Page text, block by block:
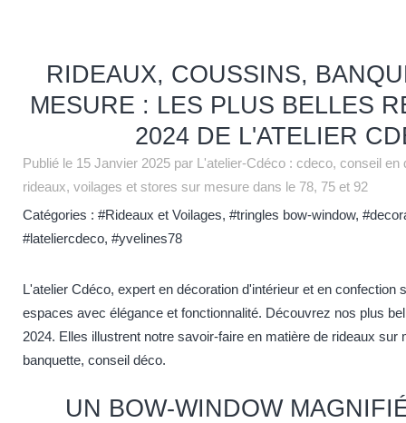
RIDEAUX, COUSSINS,
MESURE : LES PLUS BELLES
2024 DE L'ATELIER
Publié le 15 Janvier 2025 par L'atelier-Cdéco : cdeco, conseil en
rideaux, voilages et stores sur mesure dans le 78, 75 et 92
Catégories : #Rideaux et Voilages, #tringles bow-window,
#lateliercdeco, #yvelines78
L'atelier Cdéco, expert en décoration d'intérieur et en confection
espaces avec élégance et fonctionnalité. Découvrez nos plus
2024. Elles illustrent notre savoir-faire en matière de rideaux sur
banquette, conseil déco.
UN BOW-WINDOW